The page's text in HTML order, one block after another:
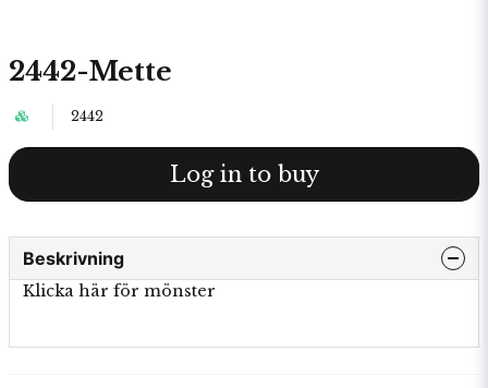
2442-Mette
2442
Log in to buy
Beskrivning
Klicka här för mönster